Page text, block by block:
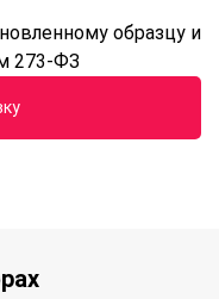
образцу и
273-ФЗ